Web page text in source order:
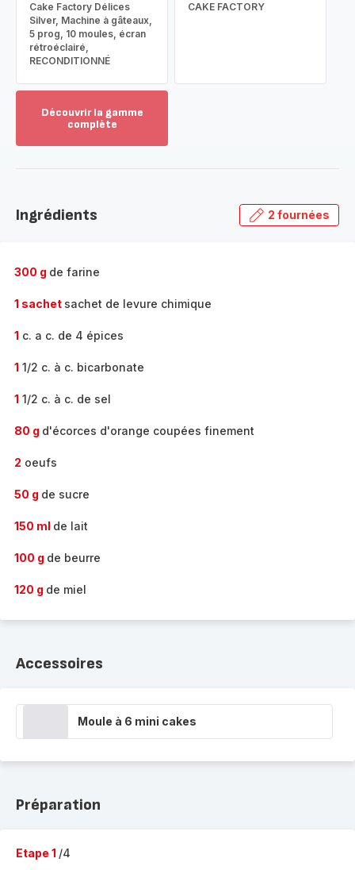
Cake Factory Délices
Silver, Machine à gâteaux,
5 prog, 10 moules, écran
rétroéclairé,
RECONDITIONNÉ
CAKE FACTORY
Découvrir la gamme
complète
gamme
Ingrédients 2 fournées
300 g de farine
1 sachet sachet de levure chimique
1 c. a c. de 4 épices
1 1/2 c. à c. bicarbonate
1 1/2 c. à c. de sel
80 g d'écorces d'orange coupées finement
2 oeufs
50 g de sucre
150 ml de lait
100 g de beurre
120 g de miel
Accessoires
Moule à 6 mini cakes
Préparation
Etape 1 /4